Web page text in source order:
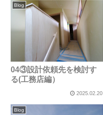
Blog
04③設計依頼先を検討す
る(工務店編）
2025.02.20
Blog